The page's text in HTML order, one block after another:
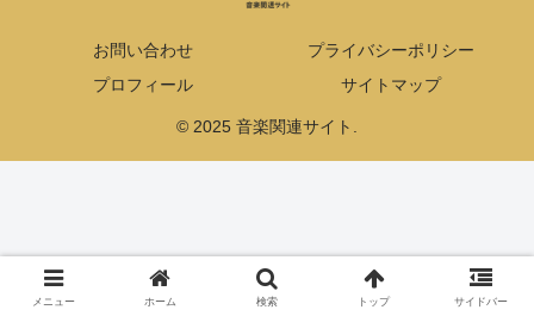
お問い合わせ
プライバシーポリシー
プロフィール
サイトマップ
© 2025 音楽関連サイト.
メニュー ホーム 検索 トップ サイドバー